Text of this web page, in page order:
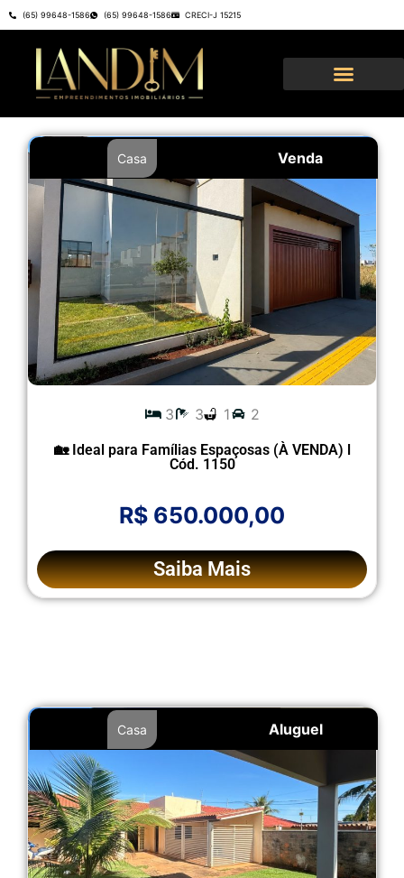
(65) 99648-1586 (65) 99648-1586 CRECI-J 15215
Venda
Casa
3 3 1 2
🏡 Ideal para Famílias Espaçosas (À VENDA) l
Cód. 1150
R$ 650.000,00
Saiba Mais
Aluguel
Casa